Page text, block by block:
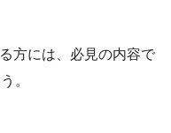
方には、必見の内容で
。